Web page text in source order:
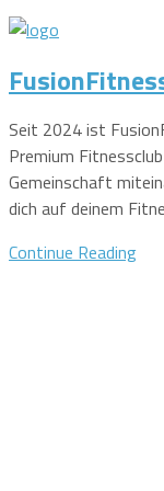
Seit 2024 ist
Premium
Gemeinschaft
dich auf deinem
Continue Reading